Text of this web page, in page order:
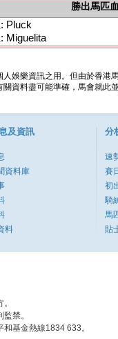
勝出馬匹
Pluck
Miguelita
娛樂資訊之用。但由於香
資料盡可能準確，馬會就此
及資訊
資料庫
料
分
速
賽
初
騎
馬
貼
禁。
基金熱線1834 633。